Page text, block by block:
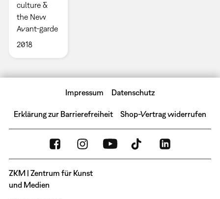
culture &
the New
Avant-garde
2018
Impressum Datenschutz
Erklärung zur Barrierefreiheit Shop-Vertrag widerrufen
ZKM | Zentrum für Kunst
und Medien